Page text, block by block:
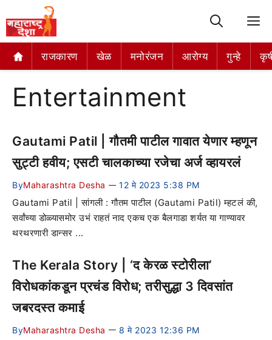
राजकारण खेळ मनोरंजन आरोग्य गुन्हे
Entertainment
Gautami Patil | गौतमी पाटील गावात येणार म्हणून
सुट्टी हवीय; एसटी चालकाच्या रजेचा अर्ज व्हायरलं
ByMaharashtra Desha — 12 मे 2023 5:38 PM
Gautami Patil | सांगली : गौतम पाटील (Gautami Patil) म्हटलं की,
सर्वांच्या डोळ्यासमोर उभं राहतं नाद एकच एक बैलगाडा शर्यत या गाण्यावर
थरथरणारी डान्सर ...
The Kerala Story | ‘द केरळ स्टोरीला’
विरोधकांकडून प्रचंड विरोध; तरीसुद्धा 3 दिवसांत
जबरदस्त कमाई
ByMaharashtra Desha — 8 मे 2023 12:36 PM